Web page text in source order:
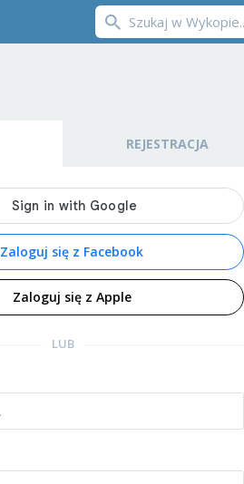
REJESTRACJA
Zaloguj się z Facebook
Zaloguj się z Apple
LUB